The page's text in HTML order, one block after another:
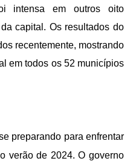
intensa em outros oito
capital. Os resultados do
recentemente, mostrando
em todos os 52 municípios
preparando para enfrentar
verão de 2024. O governo